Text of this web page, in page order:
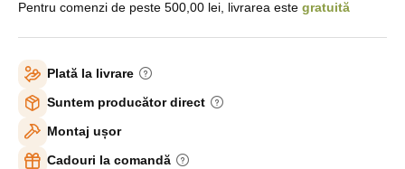
Pentru comenzi de peste 500,00 lei, livrarea este gratuită
Plată la livrare
Suntem producător direct
Montaj ușor
Cadouri la comandă